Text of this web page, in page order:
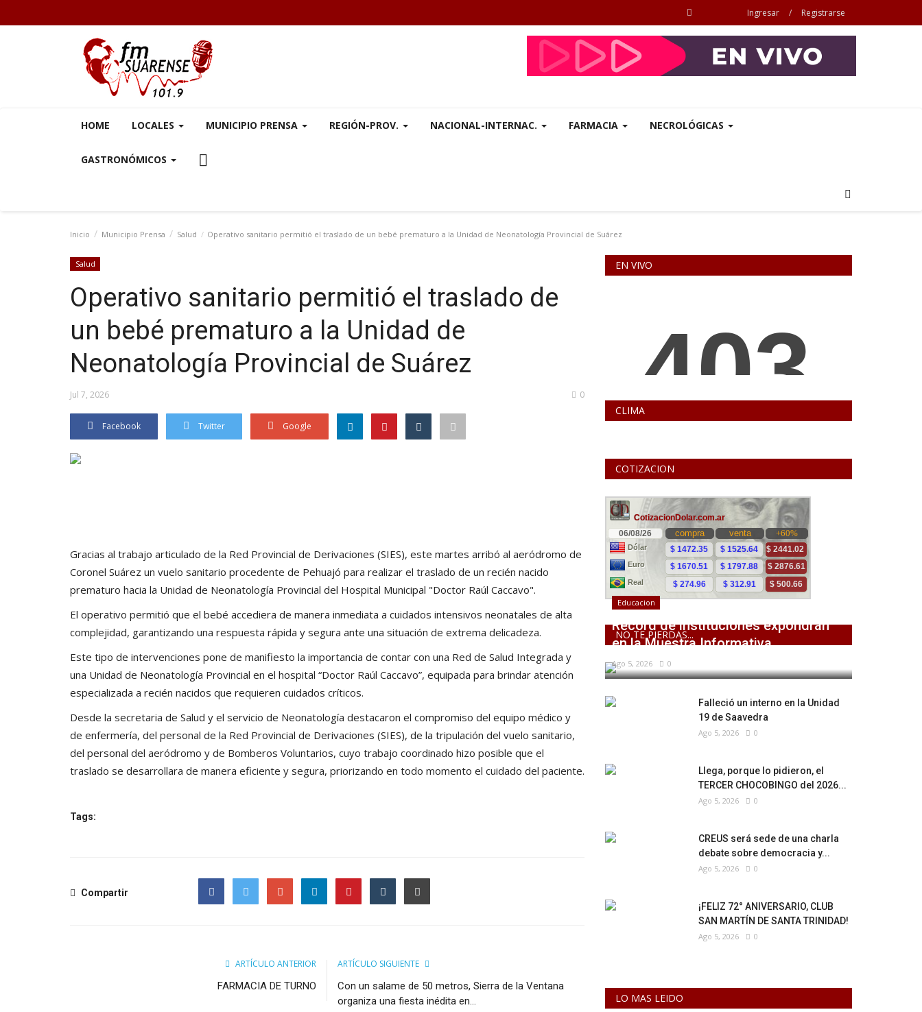
Ingresar / Registrarse
HOME LOCALES MUNICIPIO PRENSA REGIÓN-PROV. NACIONAL-INTERNAC. FARMACIA NECROLÓGICAS
GASTRONÓMICOS
Inicio Municipio Prensa Salud Operativo sanitario permitió el traslado de un bebé prematuro a la Unidad de Neonatología Provincial de Suárez
Salud
Operativo sanitario permitió el traslado de
un bebé prematuro a la Unidad de
Neonatología Provincial de Suárez
Jul 7, 2026 0
Facebook Twitter Google
Gracias al trabajo articulado de la Red Provincial de Derivaciones (SIES), este martes arribó al aeródromo de
Coronel Suárez un vuelo sanitario procedente de Pehuajó para realizar el traslado de un recién nacido
prematuro hacia la Unidad de Neonatología Provincial del Hospital Municipal "Doctor Raúl Caccavo".
El operativo permitió que el bebé accediera de manera inmediata a cuidados intensivos neonatales de alta
complejidad, garantizando una respuesta rápida y segura ante una situación de extrema delicadeza.
Este tipo de intervenciones pone de manifiesto la importancia de contar con una Red de Salud Integrada y
una Unidad de Neonatología Provincial en el hospital “Doctor Raúl Caccavo”, equipada para brindar atención
especializada a recién nacidos que requieren cuidados críticos.
Desde la secretaria de Salud y el servicio de Neonatología destacaron el compromiso del equipo médico y
de enfermería, del personal de la Red Provincial de Derivaciones (SIES), de la tripulación del vuelo sanitario,
del personal del aeródromo y de Bomberos Voluntarios, cuyo trabajo coordinado hizo posible que el
traslado se desarrollara de manera eficiente y segura, priorizando en todo momento el cuidado del paciente.
Tags:
Compartir
ARTÍCULO ANTERIOR
FARMACIA DE TURNO
ARTÍCULO SIGUIENTE
Con un salame de 50 metros, Sierra de la Ventana
organiza una fiesta inédita en...
EN VIVO
CLIMA
COTIZACION
NO TE PIERDAS...
Educacion
Récord de instituciones expondrán
en la Muestra Informativa...
Ago 5, 2026 0
Falleció un interno en la Unidad
19 de Saavedra
Ago 5, 2026 0
Llega, porque lo pidieron, el
TERCER CHOCOBINGO del 2026...
Ago 5, 2026 0
CREUS será sede de una charla
debate sobre democracia y...
Ago 5, 2026 0
¡FELIZ 72° ANIVERSARIO, CLUB
SAN MARTÍN DE SANTA TRINIDAD!
Ago 5, 2026 0
LO MAS LEIDO